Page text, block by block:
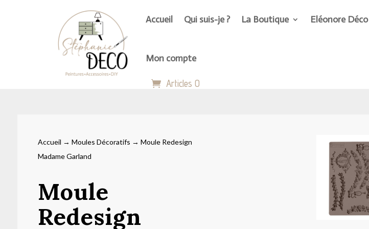
Accueil Qui suis-je ? La Boutique Eléonore Déco
Mon compte
Articles 0
Accueil → Moules Décoratifs → Moule Redesign
Madame Garland
Moule
Redesign